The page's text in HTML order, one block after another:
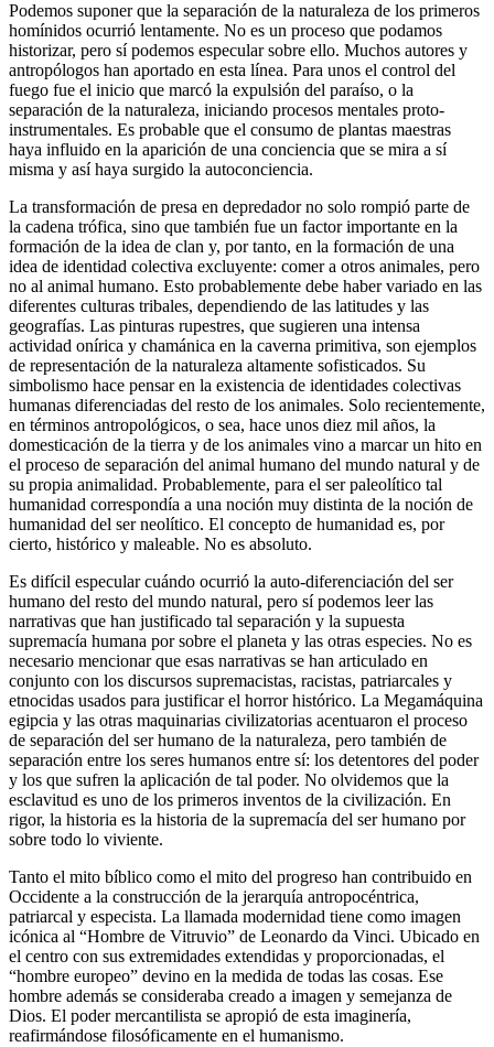
Podemos suponer que la separación de la naturaleza de los primeros
homínidos ocurrió lentamente. No es un proceso que podamos
historizar, pero sí podemos especular sobre ello. Muchos autores y
antropólogos han aportado en esta línea. Para unos el control del
fuego fue el inicio que marcó la expulsión del paraíso, o la
separación de la naturaleza, iniciando procesos mentales proto-
instrumentales. Es probable que el consumo de plantas maestras
haya influido en la aparición de una conciencia que se mira a sí
misma y así haya surgido la autoconciencia.
La transformación de presa en depredador no solo rompió parte de
la cadena trófica, sino que también fue un factor importante en la
formación de la idea de clan y, por tanto, en la formación de una
idea de identidad colectiva excluyente: comer a otros animales, pero
no al animal humano. Esto probablemente debe haber variado en las
diferentes culturas tribales, dependiendo de las latitudes y las
geografías. Las pinturas rupestres, que sugieren una intensa
actividad onírica y chamánica en la caverna primitiva, son ejemplos
de representación de la naturaleza altamente sofisticados. Su
simbolismo hace pensar en la existencia de identidades colectivas
humanas diferenciadas del resto de los animales. Solo recientemente,
en términos antropológicos, o sea, hace unos diez mil años, la
domesticación de la tierra y de los animales vino a marcar un hito en
el proceso de separación del animal humano del mundo natural y de
su propia animalidad. Probablemente, para el ser paleolítico tal
humanidad correspondía a una noción muy distinta de la noción de
humanidad del ser neolítico. El concepto de humanidad es, por
cierto, histórico y maleable. No es absoluto.
Es difícil especular cuándo ocurrió la auto-diferenciación del ser
humano del resto del mundo natural, pero sí podemos leer las
narrativas que han justificado tal separación y la supuesta
supremacía humana por sobre el planeta y las otras especies. No es
necesario mencionar que esas narrativas se han articulado en
conjunto con los discursos supremacistas, racistas, patriarcales y
etnocidas usados para justificar el horror histórico. La Megamáquina
egipcia y las otras maquinarias civilizatorias acentuaron el proceso
de separación del ser humano de la naturaleza, pero también de
separación entre los seres humanos entre sí: los detentores del poder
y los que sufren la aplicación de tal poder. No olvidemos que la
esclavitud es uno de los primeros inventos de la civilización. En
rigor, la historia es la historia de la supremacía del ser humano por
sobre todo lo viviente.
Tanto el mito bíblico como el mito del progreso han contribuido en
Occidente a la construcción de la jerarquía antropocéntrica,
patriarcal y especista. La llamada modernidad tiene como imagen
icónica al “Hombre de Vitruvio” de Leonardo da Vinci. Ubicado en
el centro con sus extremidades extendidas y proporcionadas, el
“hombre europeo” devino en la medida de todas las cosas. Ese
hombre además se consideraba creado a imagen y semejanza de
Dios. El poder mercantilista se apropió de esta imaginería,
reafirmándose filosóficamente en el humanismo.